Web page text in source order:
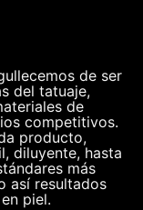
de ser
del tatuaje,
de
competitivos.
producto,
diluyente, hasta
más
así resultados
piel.